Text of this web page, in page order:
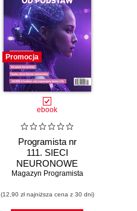
Promocja
ebook
Programista nr
111. SIECI
NEURONOWE
OD PODSTAW
Magazyn Programista
(12,90 zł najniższa cena z 30 dni)